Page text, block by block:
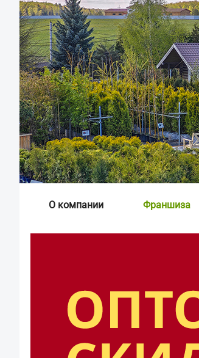
О компании Франшиза